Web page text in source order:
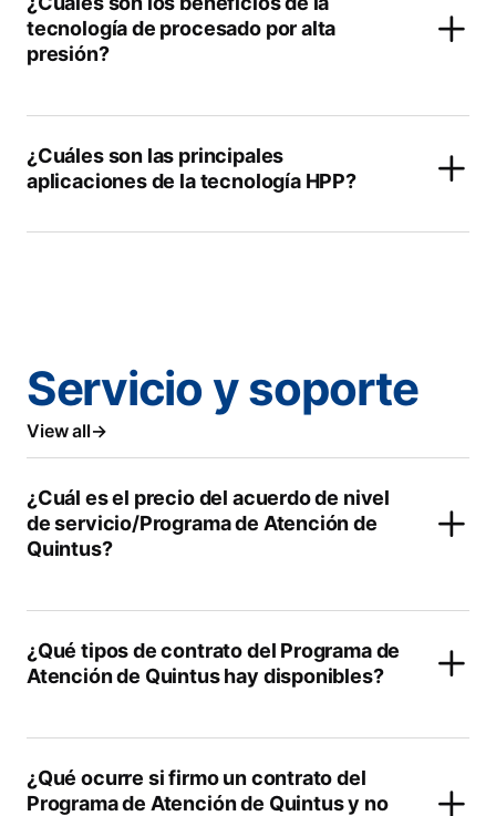
tecnología de procesado por alta
presión?
¿Cuáles son las principales
aplicaciones de la tecnología HPP?
Servicio y soporte
View all
¿Cuál es el precio del acuerdo de nivel
de servicio/Programa de Atención de
Quintus?
¿Qué tipos de contrato del Programa de
Atención de Quintus hay disponibles?
¿Qué ocurre si firmo un contrato del
Programa de Atención de Quintus y no